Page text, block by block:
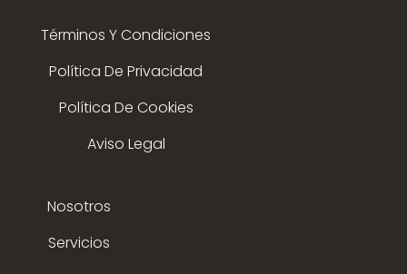
Términos Y Condiciones
Política De Privacidad
Política De Cookies
Aviso Legal
Nosotros
Servicios